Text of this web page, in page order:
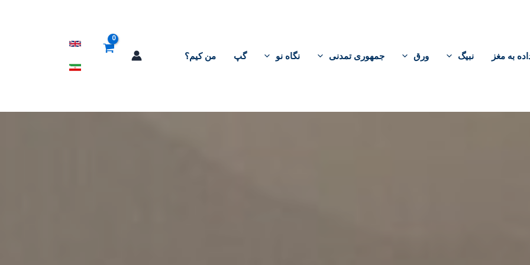
به مغز نبیگ ورق جمهوری تمدنی نگاه نو گپ من کیم؟